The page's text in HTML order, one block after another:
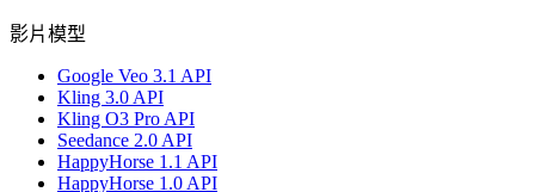
影片模型
Google Veo 3.1 API
Kling 3.0 API
Kling O3 Pro API
Seedance 2.0 API
HappyHorse 1.1 API
HappyHorse 1.0 API